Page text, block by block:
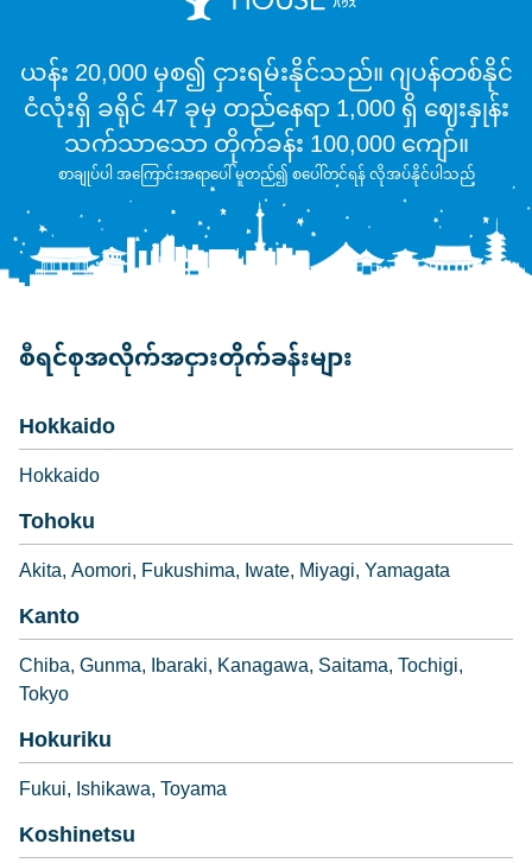
ယန်း 20,000 မှစ၍ ငှားရမ်းနိုင်သည်။ ဂျပန်တစ်နိုင်
ငံလုံးရှိ ခရိုင် 47 ခုမှ တည်နေရာ 1,000 ရှိ ဈေးနှုန်း
သက်သာသော တိုက်ခန်း 100,000 ကျော်။
စာချုပ်ပါ အကြောင်းအရာပေါ် မူတည်၍ စပေါ်တင်ရန် လိုအပ်နိုင်ပါသည်
စီရင်စုအလိုက်အငှားတိုက်ခန်းများ
Hokkaido
Hokkaido
Tohoku
Akita Aomori Fukushima Iwate Miyagi Yamagata
Kanto
Chiba Gunma Ibaraki Kanagawa Saitama Tochigi
Tokyo
Hokuriku
Fukui Ishikawa Toyama
Koshinetsu